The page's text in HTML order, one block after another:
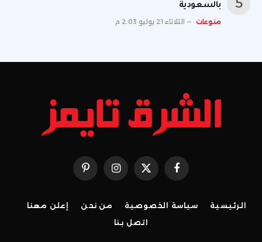
بالسعودية
منوعات الثلاثاء 21 يوليو 2:03 م
فيسبوك X
(Twitter)
الانستغرامبينتيريست
الرئيسية سياسة الخصوصية من نحن
إعلن معنا
اتصل بنا